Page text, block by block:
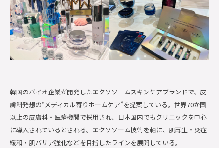
韓国のバイオ企業が開発したエクソソームスキンケアブランドで、皮
膚科発想の“メディカル寄りホームケア”を提案している。世界70か国
以上の皮膚科・医療機関で採用され、日本国内でもクリニックを中心
に導入されているとされる。エクソソーム技術を軸に、肌再生・炎症
緩和・肌バリア強化などを目指したラインを展開している。